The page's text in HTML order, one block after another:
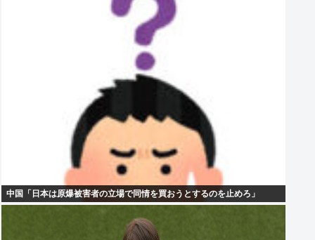
中国「日本は原爆被害者の立場で同情を買おうとするのを止めろ」